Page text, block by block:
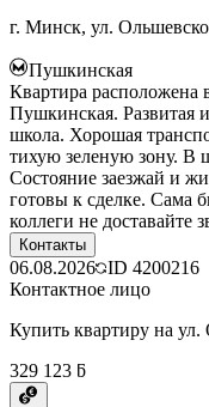
г. Минск, ул.
Пушкинская
Квартира расположена
Пушкинская. Развитая
школа. Хорошая
тихую зеленую зону. В
Состояние заезжай и
готовы к сделке. Сама
коллеги не доставайте
Контакты
06.08.2026 ID 4200216
Контактное лицо
Купить квартиру на ул.
329 123 ƃ